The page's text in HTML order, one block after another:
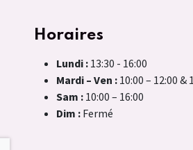
Horaires
Lundi : 13:30 - 16:00
Mardi – Ven : 10:00 – 12:00 &
Sam : 10:00 – 16:00
Dim : Fermé